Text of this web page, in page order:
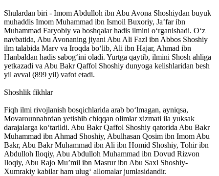
Shulardan biri - Imom Abdulloh ibn Abu Avona Shoshiydan buyuk
muhaddis Imom Muhammad ibn Ismoil Buxoriy, Ja’far ibn
Muhammad Faryobiy va boshqalar hadis ilmini o‘rganishadi. O‘z
navbatida, Abu Avonaning jiyani Abu Ali Fazl ibn Abbos Shoshiy
ilm talabida Marv va Iroqda bo‘lib, Ali ibn Hajar, Ahmad ibn
Hanbaldan hadis sabog‘ini oladi. Yurtga qaytib, ilmini Shosh ahliga
yetkazadi va Abu Bakr Qaffol Shoshiy dunyoga kelishlaridan besh
yil avval (899 yil) vafot etadi.
Shoshlik fikhlar
Fiqh ilmi rivojlanish bosqichlarida arab bo‘lmagan, ayniqsa,
Movarounnahrdan yetishib chiqqan olimlar xizmati ila yuksak
darajalarga ko‘tarildi. Abu Bakr Qaffol Shoshiy qatorida Abu Bakr
Muhammad ibn Ahmad Shoshiy, Abulhasan Qosim ibn Imom Abu
Bakr, Abu Bakr Muhammad ibn Ali ibn Homid Shoshiy, Tohir ibn
Abdulloh Iloqiy, Abu Abdulloh Muhammad ibn Dovud Rizvon
Iloqiy, Abu Rajo Mu’mil ibn Masrur ibn Abu Saxl Shoshiy-
Xumrakiy kabilar ham ulug‘ allomalar jumlasidandir.